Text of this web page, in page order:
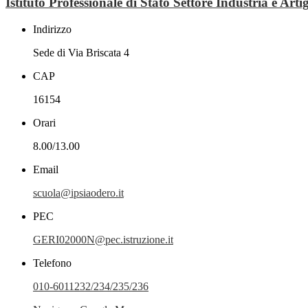
Indirizzo
Sede di Via Briscata 4
CAP
16154
Orari
8.00/13.00
Email
scuola@ipsiaodero.it
PEC
GERI02000N@pec.istruzione.it
Telefono
010-6011232/234/235/236